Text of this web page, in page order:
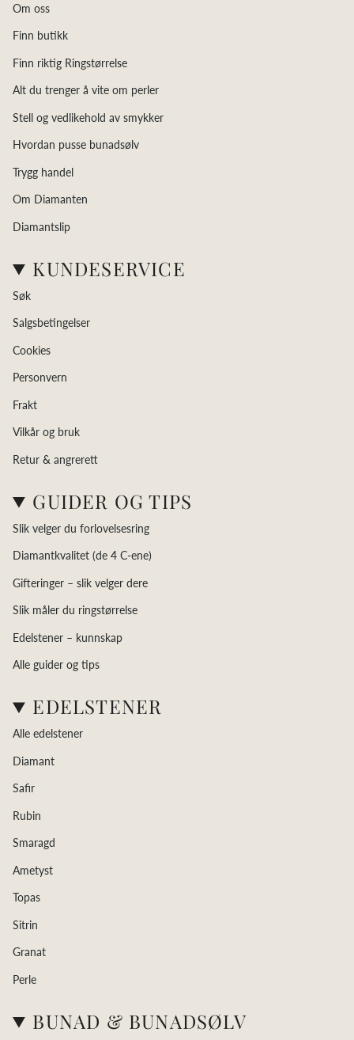
Om oss
Finn butikk
Finn riktig Ringstørrelse
Alt du trenger å vite om perler
Stell og vedlikehold av smykker
Hvordan pusse bunadsølv
Trygg handel
Om Diamanten
Diamantslip
KUNDESERVICE
Søk
Salgsbetingelser
Cookies
Personvern
Frakt
Vilkår og bruk
Retur & angrerett
GUIDER OG TIPS
Slik velger du forlovelsesring
Diamantkvalitet (de 4 C-ene)
Gifteringer – slik velger dere
Slik måler du ringstørrelse
Edelstener – kunnskap
Alle guider og tips
EDELSTENER
Alle edelstener
Diamant
Safir
Rubin
Smaragd
Ametyst
Topas
Sitrin
Granat
Perle
BUNAD & BUNADSØLV